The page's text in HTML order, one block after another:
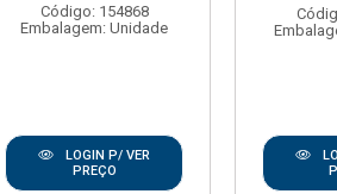
Código: 154868
Embalagem: Unidade
LOGIN P/ VER
PREÇO